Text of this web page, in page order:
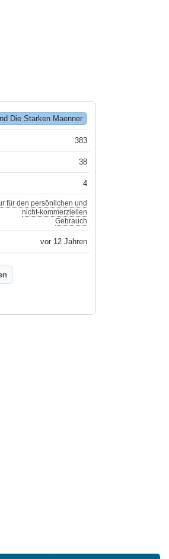
Die Starken Maenner
383
38
4
für den persönlichen und
nicht-kommerziellen
Gebrauch
vor 12 Jahren